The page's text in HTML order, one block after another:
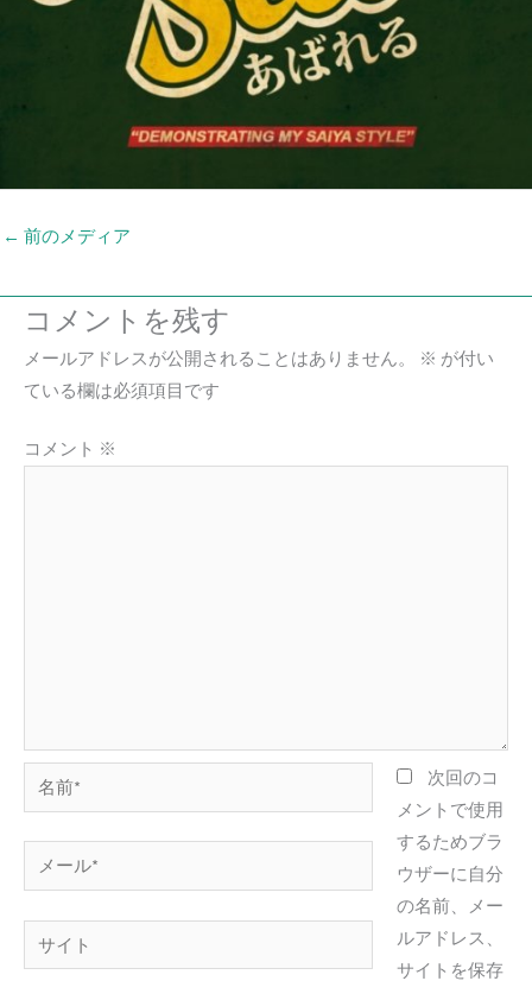
← 前のメディア
コメントを残す
メールアドレスが公開されることはありません。 ※ が付い
ている欄は必須項目です
コメント ※
前
*
ー
ル
イ
次回のコ
メントで使用
するためブラ
ウザーに自分
の名前、メー
ルアドレス、
サイトを保存